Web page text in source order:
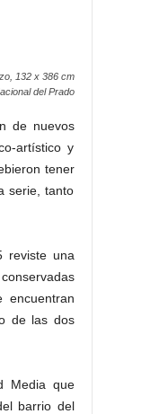
132 x 386 cm
del Prado
de nuevos
artístico y
tener
serie, tanto
reviste una
encuentran
de las dos
Media que
barrio del